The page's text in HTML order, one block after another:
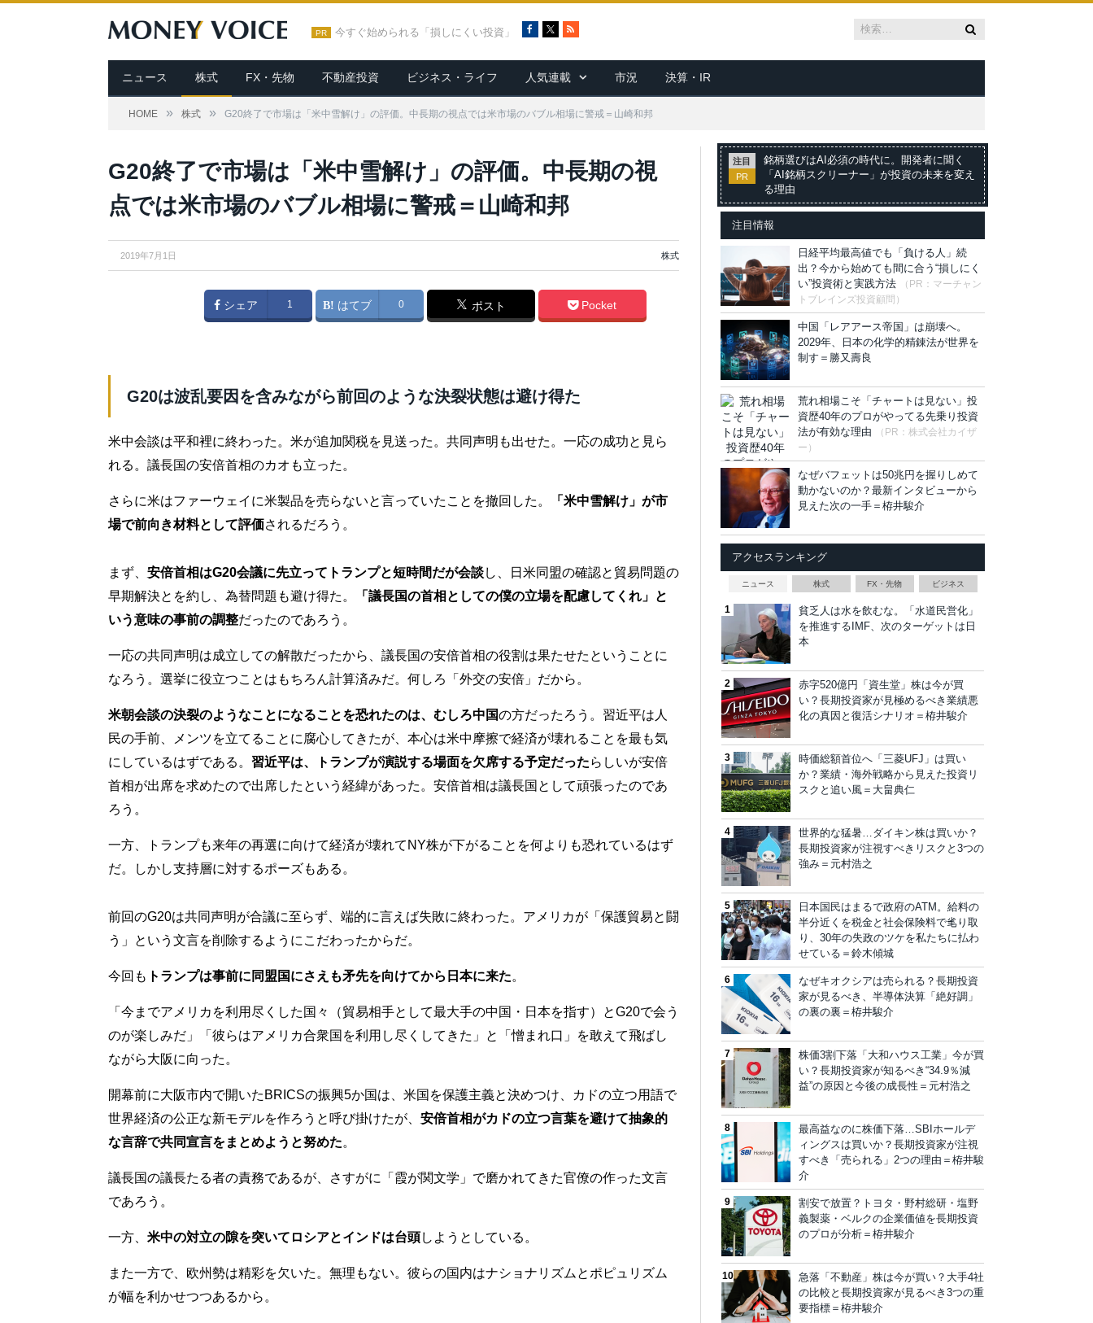
PR 今すぐ始められる「損しにくい投資」
c
e
b
o
R
S
ニュース 株式 FX・先物 不動産投資 ビジネス・ライフ 人気連載 市況 決算・IR
HOME » 株式 » G20終了で市場は「米中雪解け」の評価。中長期の視点では米市場のバブル相場に警戒＝山崎和邦
G20終了で市場は「米中雪解け」の評価。中長期の視
点では米市場のバブル相場に警戒＝山崎和邦
2019年7月1日 株式
シェア 1 はてブ 0 ポスト Pocket
G20は波乱要因を含みながら前回のような決裂状態は避け得た
米中会談は平和裡に終わった。米が追加関税を見送った。共同声明も出せた。一応の成功と見ら
れる。議長国の安倍首相のカオも立った。
さらに米はファーウェイに米製品を売らないと言っていたことを撤回した。
「米中雪解け」が市
場で前向き材料として評価されるだろう。
まず、 安倍首相はG20会議に先立ってトランプと短時間だが会談し、日米同盟の確認と貿易問題の
早期解決とを約し、為替問題も避け得た。
「議長国の首相としての僕の立場を配慮してくれ」と
いう意味の事前の調整だったのであろう。
一応の共同声明は成立しての解散だったから、議長国の安倍首相の役割は果たせたということに
なろう。選挙に役立つことはもちろん計算済みだ。何しろ「外交の安倍」だから。
米朝会談の決裂のようなことになることを恐れたのは、むしろ中国の方だったろう。習近平は人
民の手前、メンツを立てることに腐心してきたが、本心は米中摩擦で経済が壊れることを最も気
にしているはずである。 習近平は、トランプが演説する場面を欠席する予定だったらしいが安倍
首相が出席を求めたので出席したという経緯があった。安倍首相は議長国として頑張ったのであ
ろう。
一方、トランプも来年の再選に向けて経済が壊れてNY株が下がることを何よりも恐れているはず
だ。しかし支持層に対するポーズもある。
前回のG20は共同声明が合議に至らず、端的に言えば失敗に終わった。アメリカが「保護貿易と闘
う」という文言を削除するようにこだわったからだ。
今回も トランプは事前に同盟国にさえも矛先を向けてから日本に来た。
「今までアメリカを利用尽くした国々（貿易相手として最大手の中国・日本を指す）とG20で会う
のが楽しみだ」「彼らはアメリカ合衆国を利用し尽くしてきた」と「憎まれ口」を敢えて飛ばし
ながら大阪に向った。
開幕前に大阪市内で開いたBRICSの振興5か国は、米国を保護主義と決めつけ、カドの立つ用語で
世界経済の公正な新モデルを作ろうと呼び掛けたが、 安倍首相がカドの立つ言葉を避けて抽象的
な言辞で共同宣言をまとめようと努めた。
議長国の議長たる者の責務であるが、さすがに「霞が関文学」で磨かれてきた官僚の作った文言
であろう。
一方、 米中の対立の隙を突いてロシアとインドは台頭しようとしている。
また一方で、欧州勢は精彩を欠いた。無理もない。彼らの国内はナショナリズムとポピュリズム
が幅を利かせつつあるから。
注目
PR
銘柄選びはAI必須の時代に。開発者に聞く
「AI銘柄スクリーナー」が投資の未来を変え
る理由
注目情報
日経平均最高値でも「負ける人」続
出？今から始めても間に合う“損しにく
い”投資術と実践方法
（PR：マーチャン
トブレインズ投資顧問）
中国「レアアース帝国」は崩壊へ。
2029年、日本の化学的精錬法が世界を
制す＝勝又壽良
荒れ相場こそ「チャートは見ない」投
資歴40年のプロがやってる先乗り投資
法が有効な理由
（PR：株式会社カイザ
ー）
なぜバフェットは50兆円を握りしめて
動かないのか？最新インタビューから
見えた次の一手＝栫井駿介
アクセスランキング
ニュース 株式 FX・先物 ビジネス
貧乏人は水を飲むな。「水道民営化」
を推進するIMF、次のターゲットは日
本
赤字520億円「資生堂」株は今が買
い？長期投資家が見極めるべき業績悪
化の真因と復活シナリオ＝栫井駿介
時価総額首位へ「三菱UFJ」は買い
か？業績・海外戦略から見えた投資リ
スクと追い風＝大畠典仁
世界的な猛暑…ダイキン株は買いか？
長期投資家が注視すべきリスクと3つの
強み＝元村浩之
日本国民はまるで政府のATM。給料の
半分近くを税金と社会保険料で毟り取
り、30年の失政のツケを私たちに払わ
せている＝鈴木傾城
なぜキオクシアは売られる？長期投資
家が見るべき、半導体決算「絶好調」
の裏の裏＝栫井駿介
株価3割下落「大和ハウス工業」今が買
い？長期投資家が知るべき“34.9％減
益”の原因と今後の成長性＝元村浩之
最高益なのに株価下落…SBIホールデ
ィングスは買いか？長期投資家が注視
すべき「売られる」2つの理由＝栫井駿
介
割安で放置？トヨタ・野村総研・塩野
義製薬・ベルクの企業価値を長期投資
のプロが分析＝栫井駿介
急落「不動産」株は今が買い？大手4社
の比較と長期投資家が見るべき3つの重
要指標＝栫井駿介